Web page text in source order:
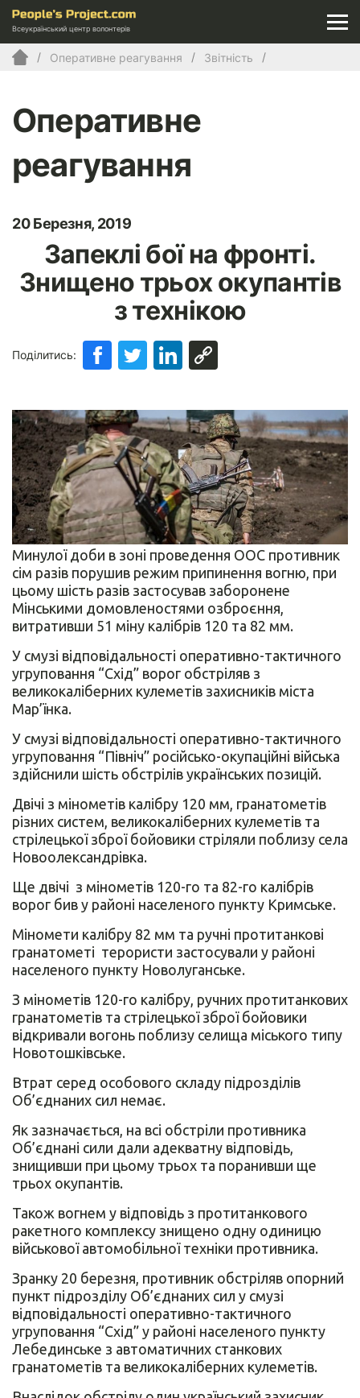
Всеукраїнський центр волонтерів
Оперативне реагування Звітність
Оперативне
реагування
20 Березня, 2019
Запеклі бої на фронті.
Знищено трьох окупантів
з технікою
Поділитись:
Минулої доби в зоні проведення ООС противник
сім разів порушив режим припинення вогню, при
цьому шість разів застосував заборонене
Мінськими домовленостями озброєння,
витративши 51 міну калібрів 120 та 82 мм.
У смузі відповідальності оперативно-тактичного
угруповання “Схід” ворог обстріляв з
великокаліберних кулеметів захисників міста
Мар’їнка.
У смузі відповідальності оперативно-тактичного
угруповання “Північ” російсько-окупаційні війська
здійснили шість обстрілів українських позицій.
Двічі з мінометів калібру 120 мм, гранатометів
різних систем, великокаліберних кулеметів та
стрілецької зброї бойовики стріляли поблизу села
Новоолександрівка.
Ще двічі з мінометів 120-го та 82-го калібрів
ворог бив у районі населеного пункту Кримське.
Міномети калібру 82 мм та ручні протитанкові
гранатометі терористи застосували у районі
населеного пункту Новолуганське.
З мінометів 120-го калібру, ручних протитанкових
гранатометів та стрілецької зброї бойовики
відкривали вогонь поблизу селища міського типу
Новотошківське.
Втрат серед особового складу підрозділів
Об’єднаних сил немає.
Як зазначається, на всі обстріли противника
Об’єднані сили дали адекватну відповідь,
знищивши при цьому трьох та поранивши ще
трьох окупантів.
Також вогнем у відповідь з протитанкового
ракетного комплексу знищено одну одиницю
військової автомобільної техніки противника.
Зранку 20 березня, противник обстріляв опорний
пункт підрозділу Об’єднаних сил у смузі
відповідальності оперативно-тактичного
угруповання “Схід” у районі населеного пункту
Лебединське з автоматичних станкових
гранатометів та великокаліберних кулеметів.